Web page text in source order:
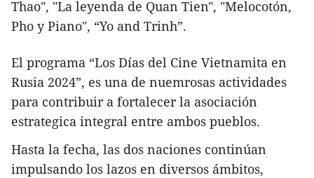
Thao", "La leyenda de Quan Tien", "Melocotón,
Pho y Piano", “Yo and Trinh”.
El programa “Los Días del Cine Vietnamita en
Rusia 2024”, es una de nuemrosas actividades
para contribuir a fortalecer la asociación
estrategica integral entre ambos pueblos.
Hasta la fecha, las dos naciones continúan
impulsando los lazos en diversos ámbitos,